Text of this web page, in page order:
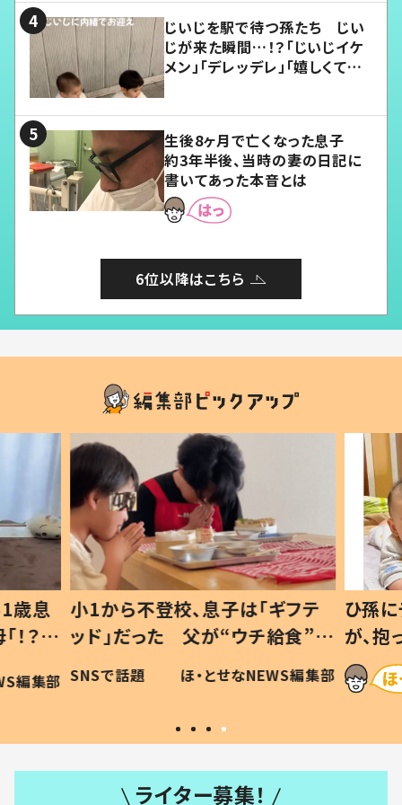
じいじを駅で待つ孫たち じい
じが来た瞬間…！？「じいじイケ
メン」「デレッデレ」「嬉しくて可
生後8ヶ月で亡くなった息子
約3年半後、当時の妻の日記に
書いてあった本音とは
6位以降はこちら
歳息
？」
編集部
小1から不登校、息子は「ギフテ
ッド」だった 父が“ウチ給食”を
作り続ける理由とは #令和の親
#令和の子
SNSで話題 ほ・とせなNEWS編集部
ひ孫
が、
「涙が
い」
ライター募集！